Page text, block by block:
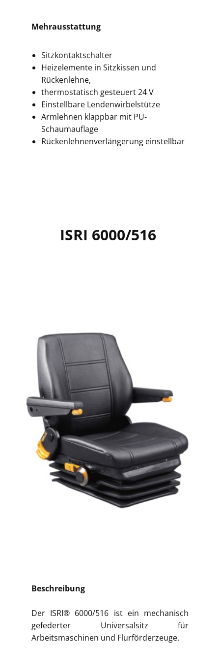
Mehrausstattung
Sitzkontaktschalter
Heizelemente in Sitzkissen und
Rückenlehne,
thermostatisch gesteuert 24 V
Einstellbare Lendenwirbelstütze
Armlehnen klappbar mit PU-
Schaumauflage
Rückenlehnenverlängerung einstellbar
ISRI 6000/516
Beschreibung
Der ISRI® 6000/516 ist ein mechanisch
gefederter Universalsitz für
Arbeitsmaschinen und Flurförderzeuge.